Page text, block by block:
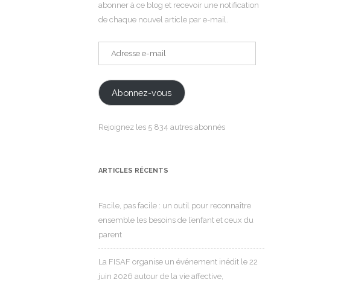
abonner à ce blog et recevoir une notification
de chaque nouvel article par e-mail.
Adresse
e-
Abonnez-vous
Rejoignez les 5 834 autres abonnés
ARTICLES RÉCENTS
Facile, pas facile : un outil pour reconnaître
ensemble les besoins de l’enfant et ceux du
parent
La FISAF organise un événement inédit le 22
juin 2026 autour de la vie affective,